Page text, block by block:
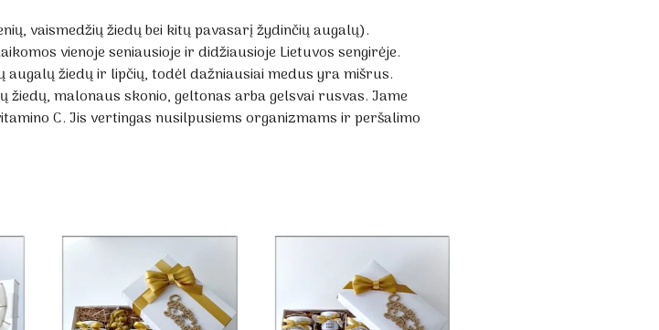
vaismedžių žiedų bei kitų pavasarį žydinčių augalų).
vienoje seniausioje ir didžiausioje Lietuvos sengirėje.
žiedų ir lipčių, todėl dažniausiai medus yra mišrus.
malonaus skonio, geltonas arba gelsvai rusvas. Jame
C. Jis vertingas nusilpusiems organizmams ir peršalimo